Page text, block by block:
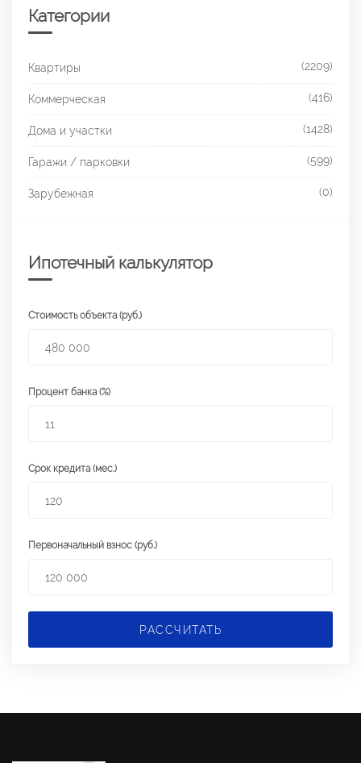
Категории
Квартиры (2209)
Коммерческая (416)
Дома и участки (1428)
Гаражи / парковки (599)
Зарубежная (0)
Ипотечный калькулятор
Стоимость объекта (руб.)
Процент банка (%)
Срок кредита (мес.)
Первоначальный взнос (руб.)
РАССЧИТАТЬ